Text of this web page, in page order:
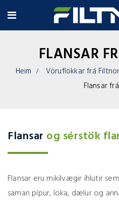
FLANSAR
Heim Vöruflokkar frá Filtnor
Flansar
Flansar og sérstök
Flansar eru mikilvægir íhlutir
saman pípur, loka, dælur og